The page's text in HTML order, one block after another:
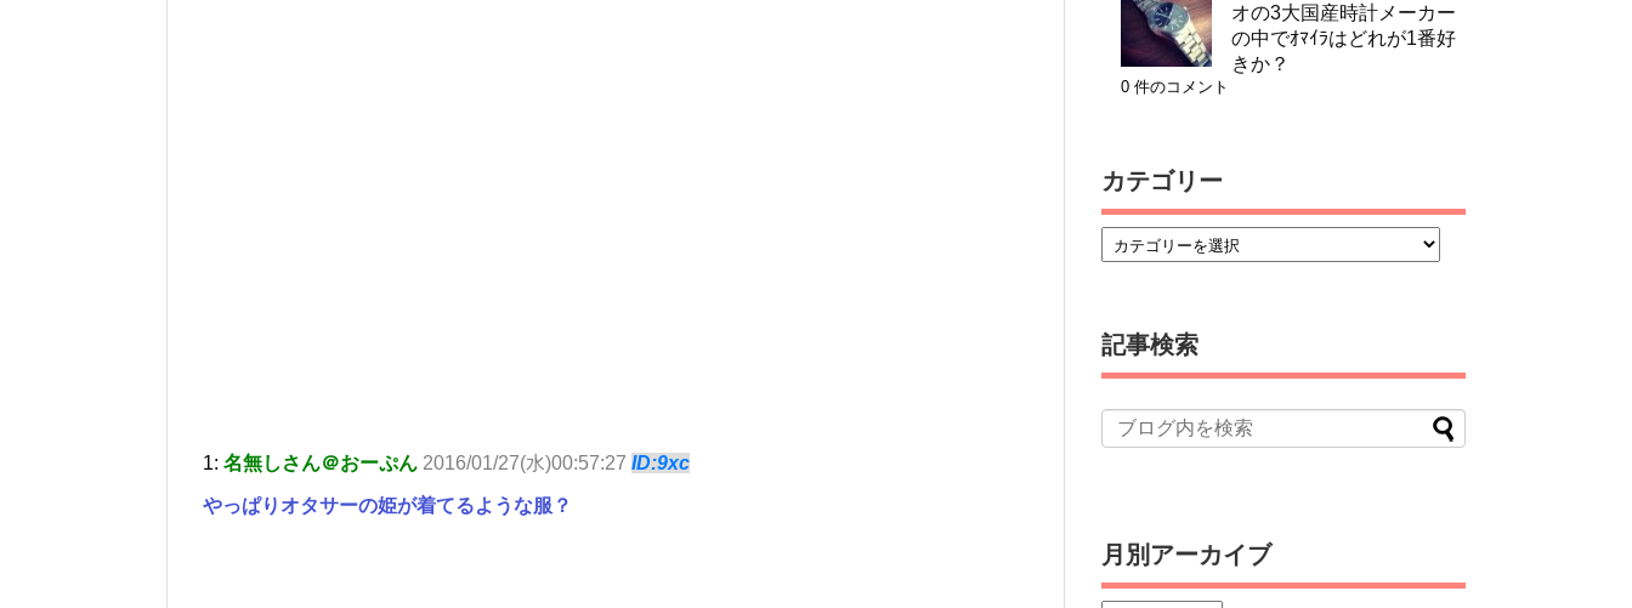
1: 名無しさん＠おーぷん 2016/01/27(水)00:57:27 ID:9xc
やっぱりオタサーの姫が着てるような服？
オの3大国産時計メーカー
の中でｵﾏｲﾗはどれが1番好
きか？
0 件のコメント
カテゴリー
記事検索
月別アーカイブ